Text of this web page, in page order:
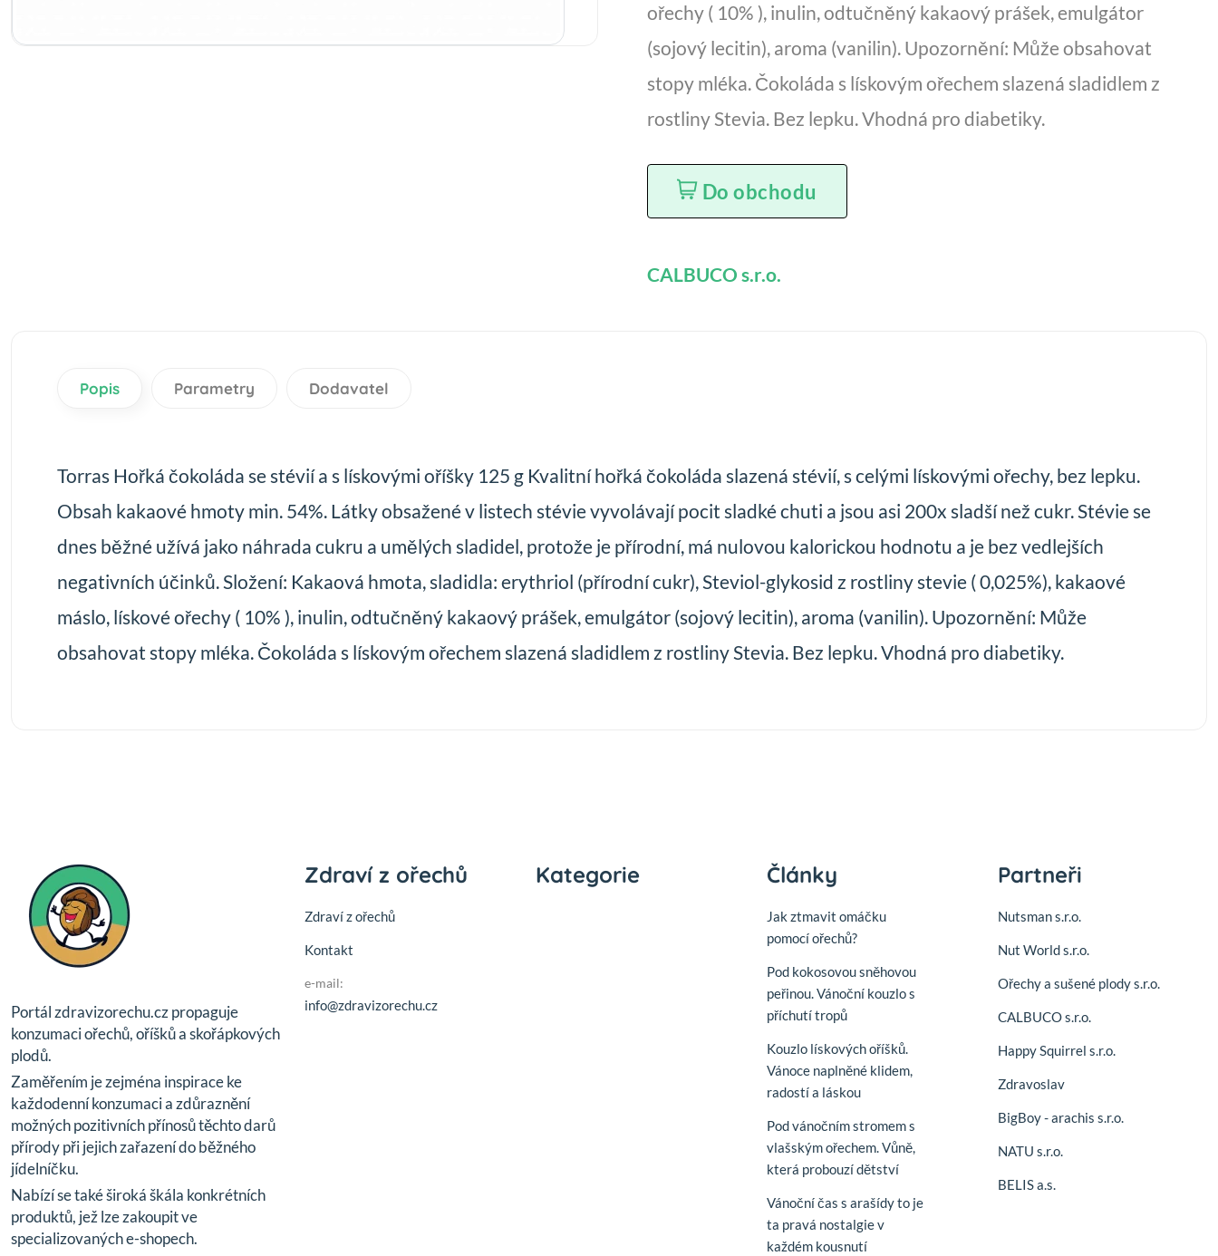
ořechy ( 10% ), inulin, odtučněný kakaový prášek, emulgátor
(sojový lecitin), aroma (vanilin). Upozornění: Může obsahovat
stopy mléka. Čokoláda s lískovým ořechem slazená sladidlem z
rostliny Stevia. Bez lepku. Vhodná pro diabetiky.
Do obchodu
CALBUCO s.r.o.
Popis Parametry Dodavatel
Torras Hořká čokoláda se stévií a s lískovými oříšky 125 g Kvalitní hořká čokoláda slazená stévií, s celými lískovými ořechy, bez lepku.
Obsah kakaové hmoty min. 54%. Látky obsažené v listech stévie vyvolávají pocit sladké chuti a jsou asi 200x sladší než cukr. Stévie se
dnes běžné užívá jako náhrada cukru a umělých sladidel, protože je přírodní, má nulovou kalorickou hodnotu a je bez vedlejších
negativních účinků. Složení: Kakaová hmota, sladidla: erythriol (přírodní cukr), Steviol-glykosid z rostliny stevie ( 0,025%), kakaové
máslo, lískové ořechy ( 10% ), inulin, odtučněný kakaový prášek, emulgátor (sojový lecitin), aroma (vanilin). Upozornění: Může
obsahovat stopy mléka. Čokoláda s lískovým ořechem slazená sladidlem z rostliny Stevia. Bez lepku. Vhodná pro diabetiky.
Portál zdravizorechu.cz propaguje
konzumaci ořechů, oříšků a skořápkových
plodů.
Zaměřením je zejména inspirace ke
každodenní konzumaci a zdůraznění
možných pozitivních přínosů těchto darů
přírody při jejich zařazení do běžného
jídelníčku.
Nabízí se také široká škála konkrétních
produktů, jež lze zakoupit ve
specializovaných e-shopech.
Zdraví z ořechů
Zdraví z ořechů
Kontakt
e-mail:
info@zdravizorechu.cz
Kategorie Články
Jak ztmavit omáčku
pomocí ořechů?
Pod kokosovou sněhovou
peřinou. Vánoční kouzlo s
příchutí tropů
Kouzlo lískových oříšků.
Vánoce naplněné klidem,
radostí a láskou
Pod vánočním stromem s
vlašským ořechem. Vůně,
která probouzí dětství
Vánoční čas s arašídy to je
ta pravá nostalgie v
každém kousnutí
Partneři
Nutsman s.r.o.
Nut World s.r.o.
Ořechy a sušené plody s.r.o.
CALBUCO s.r.o.
Happy Squirrel s.r.o.
Zdravoslav
BigBoy - arachis s.r.o.
NATU s.r.o.
BELIS a.s.